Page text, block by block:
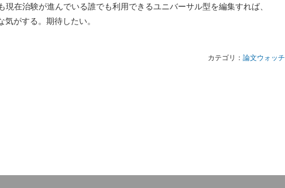
現在治験が進んでいる誰でも利用できるユニバーサル型を編集すれば、
がする。期待したい。
カテゴリ： 論文ウォッチ